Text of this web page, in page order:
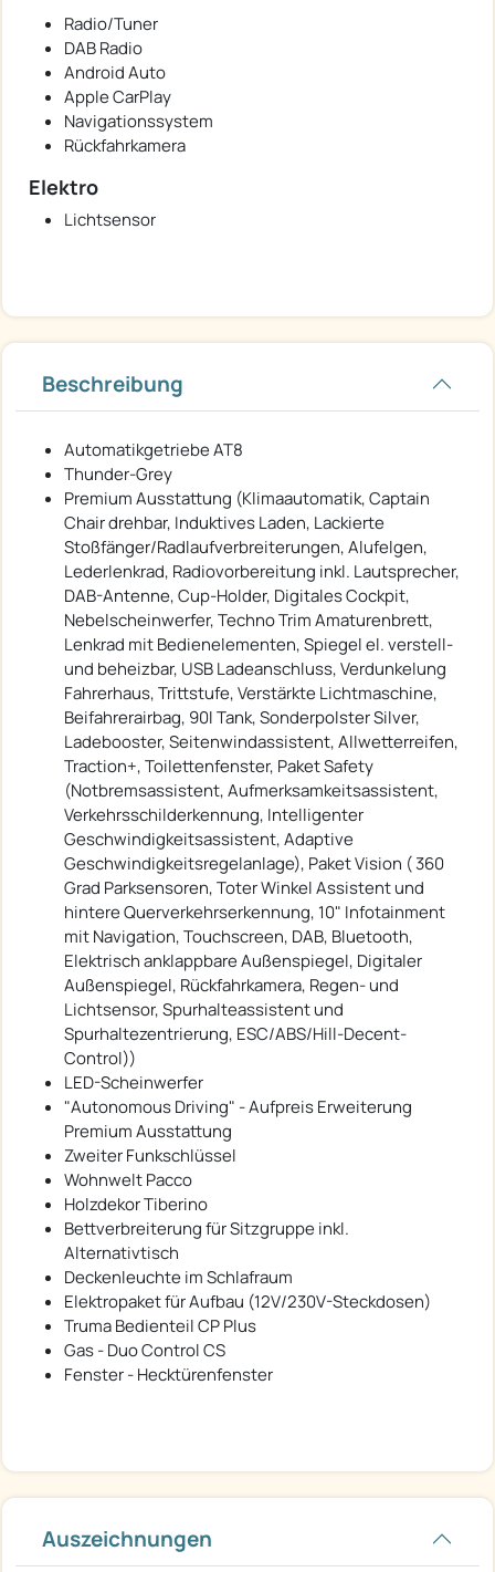
Radio/Tuner
DAB Radio
Android Auto
Apple CarPlay
Navigationssystem
Rückfahrkamera
Elektro
Lichtsensor
Beschreibung
Automatikgetriebe AT8
Thunder-Grey
Premium Ausstattung (Klimaautomatik, Captain
Chair drehbar, Induktives Laden, Lackierte
Stoßfänger/Radlaufverbreiterungen, Alufelgen,
Lederlenkrad, Radiovorbereitung inkl. Lautsprecher,
DAB-Antenne, Cup-Holder, Digitales Cockpit,
Nebelscheinwerfer, Techno Trim Amaturenbrett,
Lenkrad mit Bedienelementen, Spiegel el. verstell-
und beheizbar, USB Ladeanschluss, Verdunkelung
Fahrerhaus, Trittstufe, Verstärkte Lichtmaschine,
Beifahrerairbag, 90l Tank, Sonderpolster Silver,
Ladebooster, Seitenwindassistent, Allwetterreifen,
Traction+, Toilettenfenster, Paket Safety
(Notbremsassistent, Aufmerksamkeitsassistent,
Verkehrsschilderkennung, Intelligenter
Geschwindigkeitsassistent, Adaptive
Geschwindigkeitsregelanlage), Paket Vision ( 360
Grad Parksensoren, Toter Winkel Assistent und
hintere Querverkehrserkennung, 10" Infotainment
mit Navigation, Touchscreen, DAB, Bluetooth,
Elektrisch anklappbare Außenspiegel, Digitaler
Außenspiegel, Rückfahrkamera, Regen- und
Lichtsensor, Spurhalteassistent und
Spurhaltezentrierung, ESC/ABS/Hill-Decent-
Control))
LED-Scheinwerfer
"Autonomous Driving" - Aufpreis Erweiterung
Premium Ausstattung
Zweiter Funkschlüssel
Wohnwelt Pacco
Holzdekor Tiberino
Bettverbreiterung für Sitzgruppe inkl.
Alternativtisch
Deckenleuchte im Schlafraum
Elektropaket für Aufbau (12V/230V-Steckdosen)
Truma Bedienteil CP Plus
Gas - Duo Control CS
Fenster - Hecktürenfenster
Auszeichnungen